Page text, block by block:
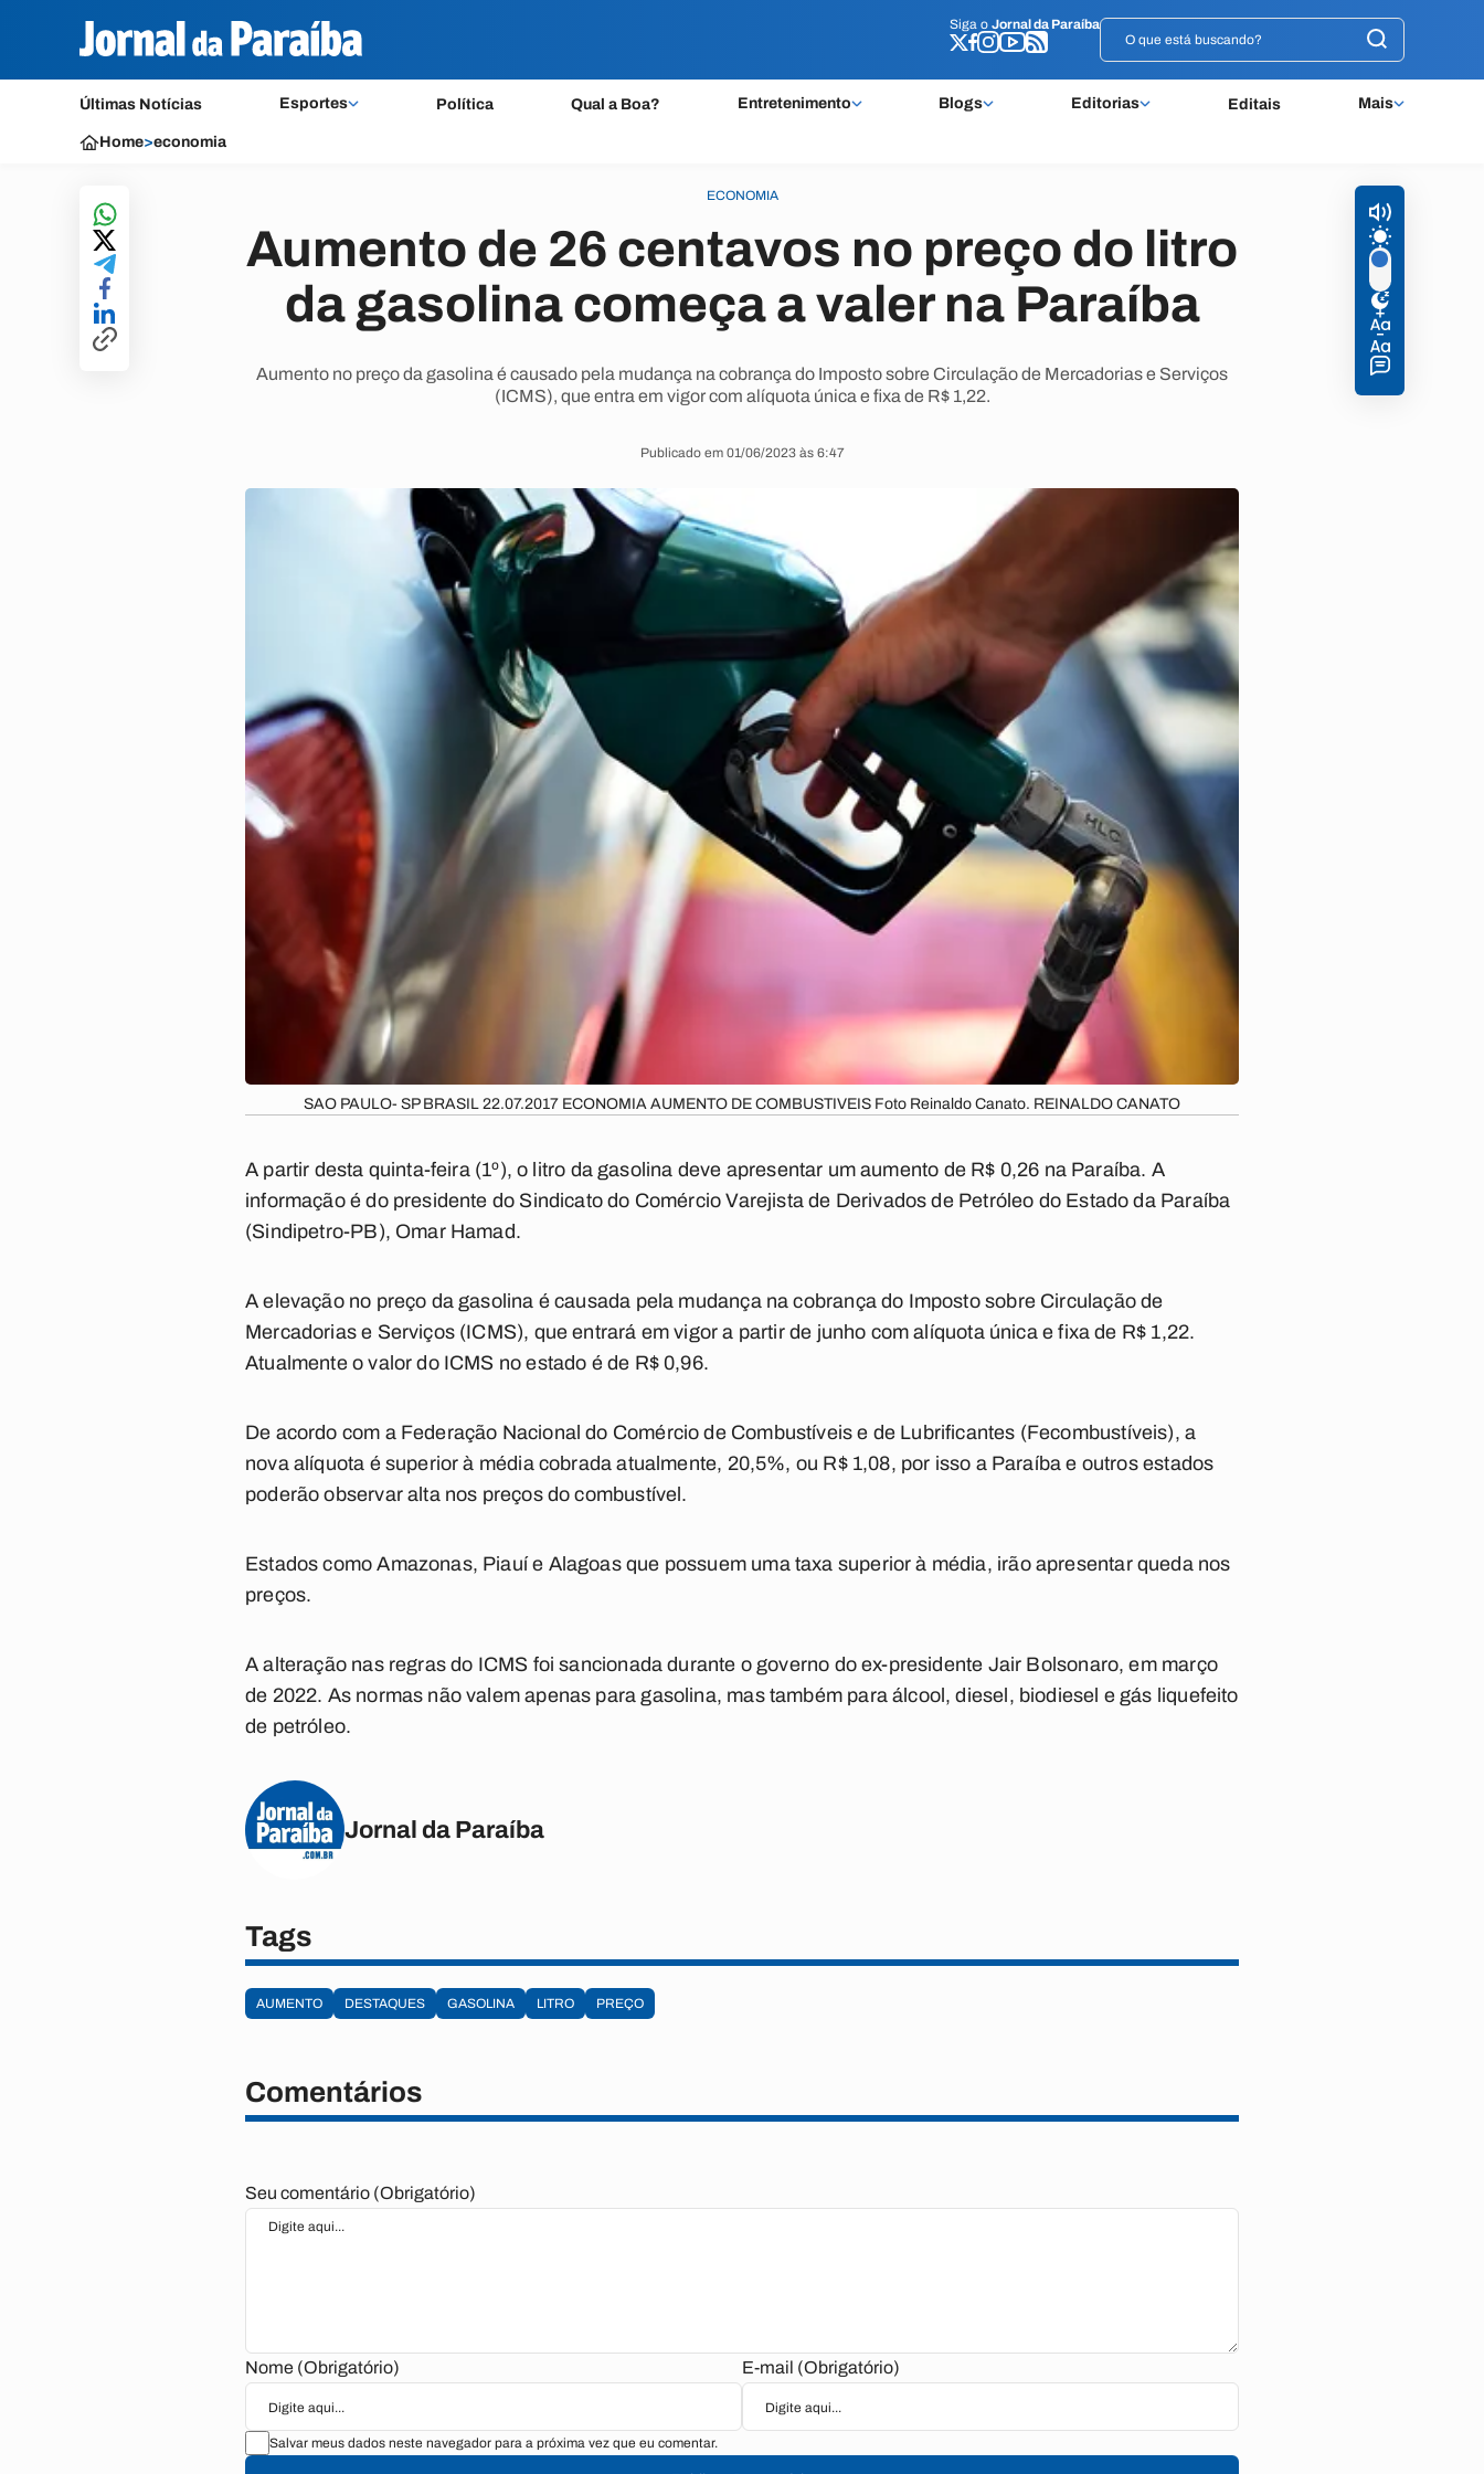
Siga o Jornal da Paraíba
Últimas Notícias Esportes Política Qual a Boa? Entretenimento Blogs Editorias Editais Mais
Siga o Jornal da Paraíba
Home>economia
ECONOMIA
Aumento de 26 centavos no preço do litro
da gasolina começa a valer na Paraíba
Aumento no preço da gasolina é causado pela mudança na cobrança do Imposto sobre Circulação de Mercadorias e Serviços
(ICMS), que entra em vigor com alíquota única e fixa de R$ 1,22.
Publicado em 01/06/2023 às 6:47
SAO PAULO- SP BRASIL 22.07.2017 ECONOMIA AUMENTO DE COMBUSTIVEIS Foto Reinaldo Canato. REINALDO CANATO
A partir desta quinta-feira (1º), o litro da gasolina deve apresentar um aumento de R$ 0,26 na Paraíba. A
informação é do presidente do Sindicato do Comércio Varejista de Derivados de Petróleo do Estado da Paraíba
(Sindipetro-PB), Omar Hamad.
A elevação no preço da gasolina é causada pela mudança na cobrança do Imposto sobre Circulação de
Mercadorias e Serviços (ICMS), que entrará em vigor a partir de junho com alíquota única e fixa de R$ 1,22.
Atualmente o valor do ICMS no estado é de R$ 0,96.
De acordo com a Federação Nacional do Comércio de Combustíveis e de Lubrificantes (Fecombustíveis), a
nova alíquota é superior à média cobrada atualmente, 20,5%, ou R$ 1,08, por isso a Paraíba e outros estados
poderão observar alta nos preços do combustível.
Estados como Amazonas, Piauí e Alagoas que possuem uma taxa superior à média, irão apresentar queda nos
preços.
A alteração nas regras do ICMS foi sancionada durante o governo do ex-presidente Jair Bolsonaro, em março
de 2022. As normas não valem apenas para gasolina, mas também para álcool, diesel, biodiesel e gás liquefeito
de petróleo.
Jornal da Paraíba
Tags
AUMENTO DESTAQUES GASOLINA LITRO PREÇO
Comentários
Seu comentário (Obrigatório)
Nome (Obrigatório) E-mail (Obrigatório)
Salvar meus dados neste navegador para a próxima vez que eu comentar.